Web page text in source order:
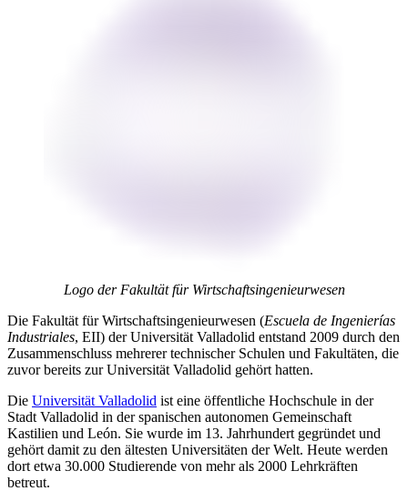
Logo der Fakultät für Wirtschaftsingenieurwesen
Die Fakultät für Wirtschaftsingenieurwesen (Escuela de Ingenierías
Industriales, EII) der Universität Valladolid entstand 2009 durch den
Zusammenschluss mehrerer technischer Schulen und Fakultäten, die
zuvor bereits zur Universität Valladolid gehört hatten.
Die Universität Valladolid ist eine öffentliche Hochschule in der
Stadt Valladolid in der spanischen autonomen Gemeinschaft
Kastilien und León. Sie wurde im 13. Jahrhundert gegründet und
gehört damit zu den ältesten Universitäten der Welt. Heute werden
dort etwa 30.000 Studierende von mehr als 2000 Lehrkräften
betreut.